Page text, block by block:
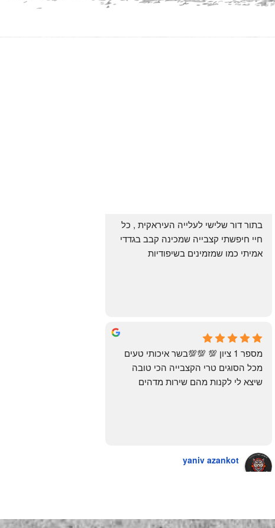
Yonatan Menashe
6 months ago
yaniv azankot